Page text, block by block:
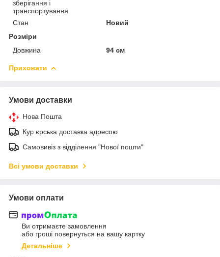
зберігання і
транспортування
Стан
Новий
Розміри
Довжина
94 см
Приховати
Умови доставки
Нова Пошта
Кур єрська доставка адресою
Самовивіз з відділення "Нової пошти"
Всі умови доставки
Умови оплати
Ви отримаєте замовлення
або гроші повернуться на вашу картку
Детальніше